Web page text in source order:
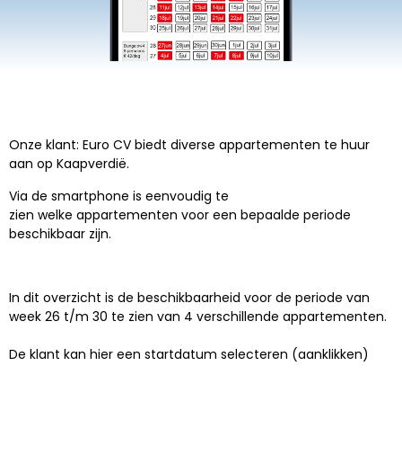
Onze klant: Euro CV biedt diverse appartementen te huur
aan op Kaapverdië.
Via de smartphone is eenvoudig te
zien welke appartementen voor een bepaalde periode
beschikbaar zijn.
In dit overzicht is de beschikbaarheid voor de periode van
week 26 t/m 30 te zien van 4 verschillende appartementen.
De klant kan hier een startdatum selecteren (aanklikken)